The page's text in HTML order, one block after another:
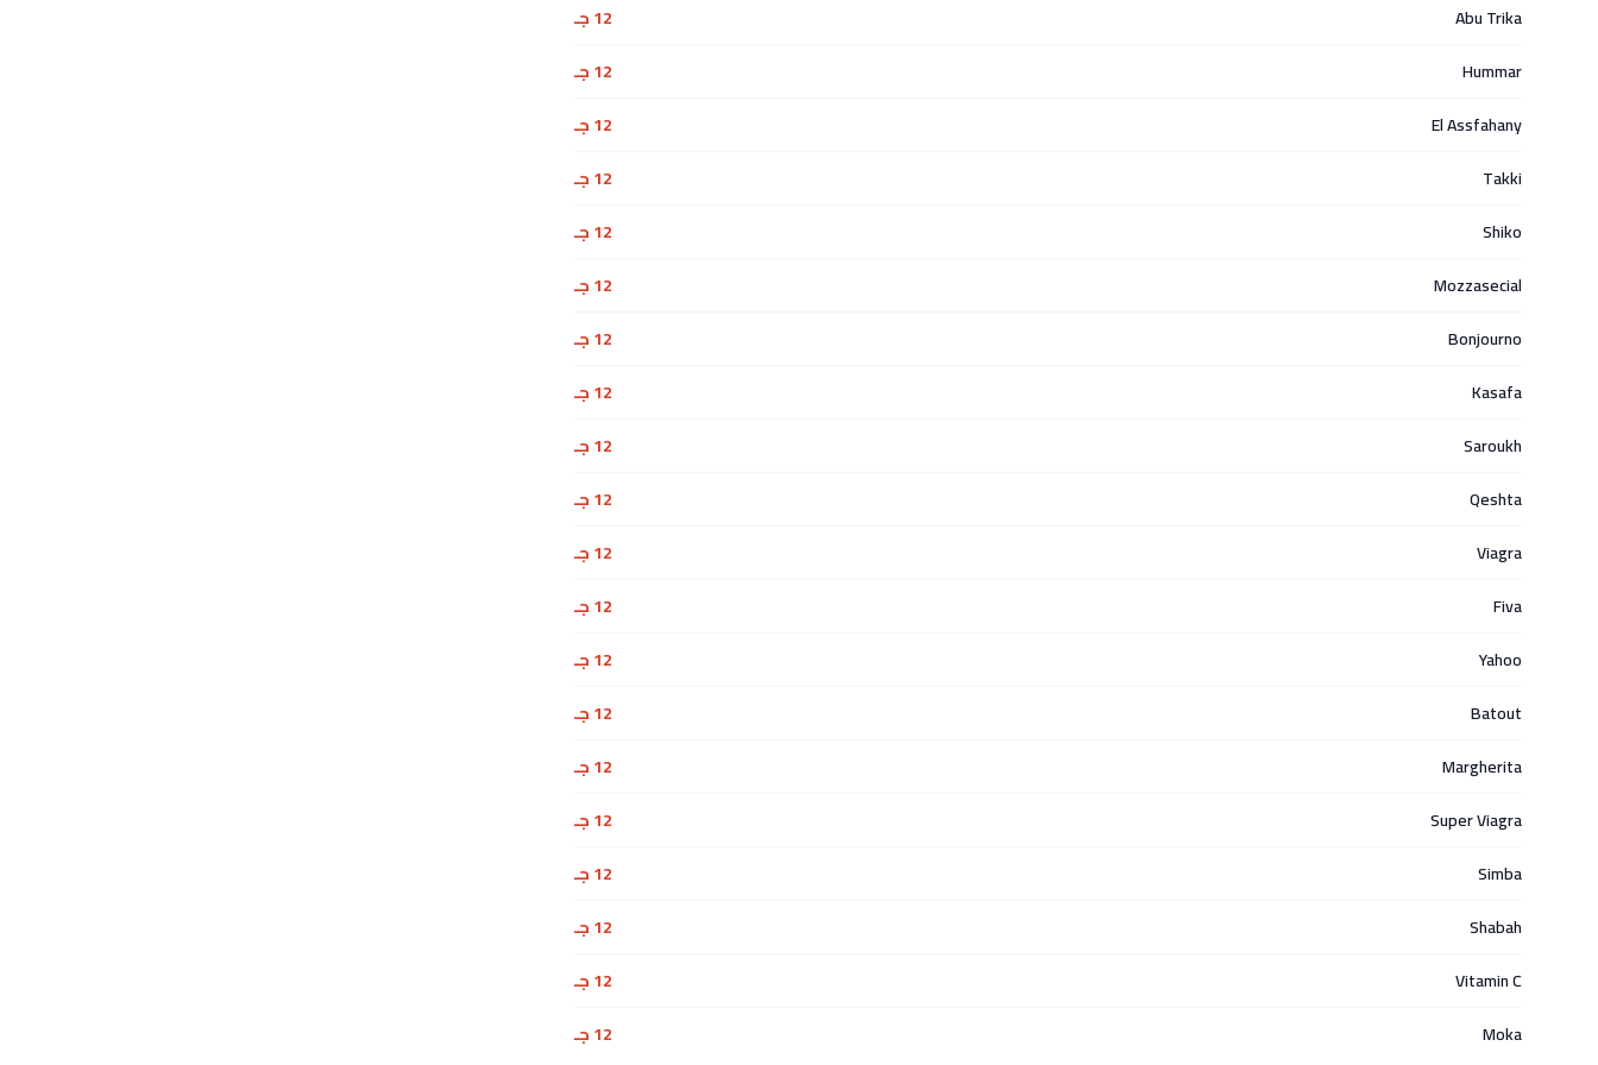
Abu Trika
12 جـ
Hummar
12 جـ
El Assfahany
12 جـ
Takki
12 جـ
Shiko
12 جـ
Mozzasecial
12 جـ
Bonjourno
12 جـ
Kasafa
12 جـ
Saroukh
12 جـ
Qeshta
12 جـ
Viagra
12 جـ
Fiva
12 جـ
Yahoo
12 جـ
Batout
12 جـ
Margherita
12 جـ
Super Viagra
12 جـ
Simba
12 جـ
Shabah
12 جـ
Vitamin C
12 جـ
Moka
12 جـ